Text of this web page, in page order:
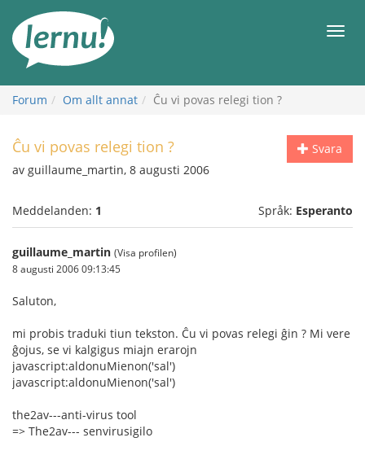
sidans
innehåll
Meny
Forum Om allt annat Ĉu vi povas relegi tion ?
Svara
Ĉu vi povas relegi tion ?
av guillaume_martin, 8 augusti 2006
Meddelanden: 1 Språk: Esperanto
guillaume_martin (Visa profilen)
8 augusti 2006 09:13:45
Saluton,
mi probis traduki tiun tekston. Ĉu vi povas relegi ĝin ? Mi vere
ĝojus, se vi kalgigus miajn erarojn
javascript:aldonuMienon('sal')
javascript:aldonuMienon('sal')
the2av---anti-virus tool
=> The2av--- senvirusigilo